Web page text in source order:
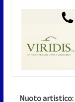
Nuoto artistico: